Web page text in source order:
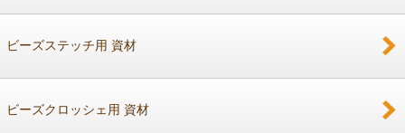
ビーズステッチ用 資材
ビーズクロッシェ用 資材